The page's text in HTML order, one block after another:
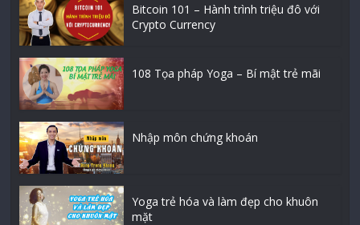
Bitcoin 101 – Hành trình triệu đô với
Crypto Currency
108 Tọa pháp Yoga – Bí mật trẻ mãi
Nhập môn chứng khoán
Yoga trẻ hóa và làm đẹp cho khuôn
mặt